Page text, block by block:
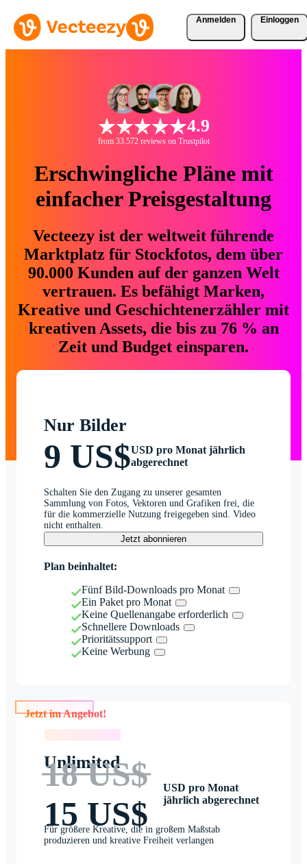
Anmelden Einloggen
4.9
from 33.572 reviews on Trustpilot
Erschwingliche Pläne mit
einfacher Preisgestaltung
Vecteezy ist der weltweit führende
Marktplatz für Stockfotos, dem über
90.000 Kunden auf der ganzen Welt
vertrauen. Es befähigt Marken,
Kreative und Geschichtenerzähler mit
kreativen Assets, die bis zu 76 % an
Zeit und Budget einsparen.
Nur Bilder
9 US$USD pro Monat jährlich
abgerechnet
Schalten Sie den Zugang zu unserer gesamten
Sammlung von Fotos, Vektoren und Grafiken frei, die
für die kommerzielle Nutzung freigegeben sind. Video
nicht enthalten.
Jetzt abonnieren
Plan beinhaltet:
Fünf Bild-Downloads pro Monat
Ein Paket pro Monat
Keine Quellenangabe erforderlich
Schnellere Downloads
Prioritätssupport
Keine Werbung
Jetzt im Angebot!
Unlimited
18 US$
15 US$
USD pro Monat
jährlich abgerechnet
Für größere Kreative, die in großem Maßstab
produzieren und kreative Freiheit verlangen